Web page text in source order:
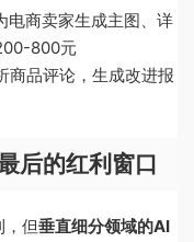
电商卖家生成主图、详
800元
商品评论，生成改进报
后的红利窗口
但垂直细分领域的AI